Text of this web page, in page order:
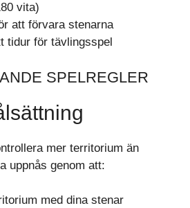
vita)
att förvara stenarna
tidur för tävlingsspel
SPELREGLER
mer territorium än
uppnås genom att:
med dina stenar